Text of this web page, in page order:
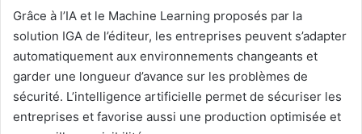
Grâce à l’IA et le Machine Learning proposés par la
solution IGA de l’éditeur, les entreprises peuvent s’adapter
automatiquement aux environnements changeants et
garder une longueur d’avance sur les problèmes de
sécurité. L’intelligence artificielle permet de sécuriser les
entreprises et favorise aussi une production optimisée et